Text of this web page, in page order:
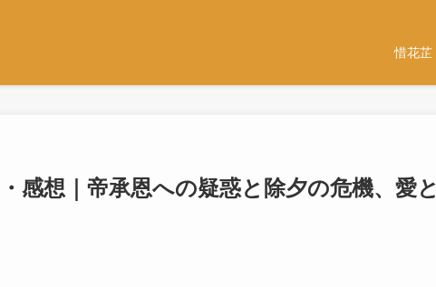
惜花芷
感想｜帝承恩への疑惑と除夕の危機、愛と